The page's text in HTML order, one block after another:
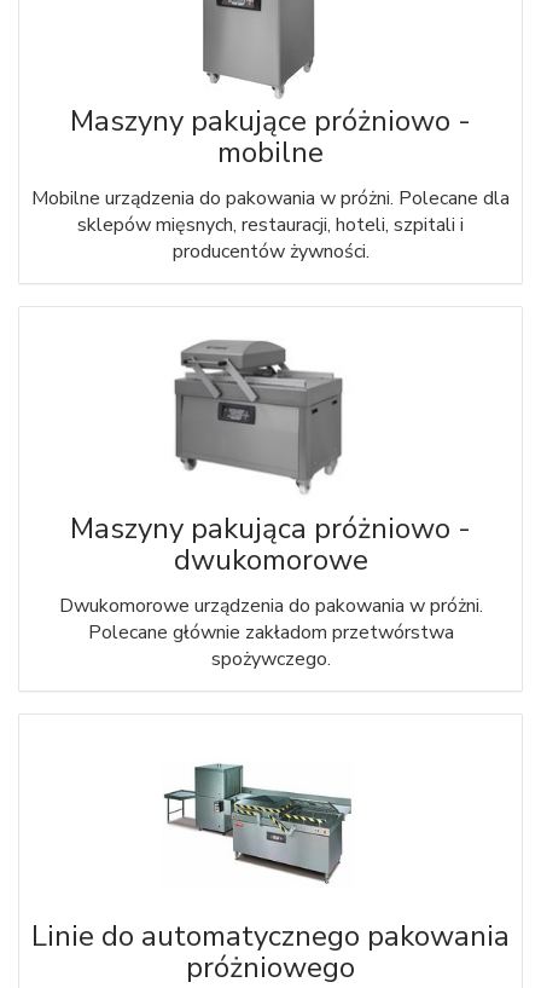
Maszyny pakujące próżniowo -
mobilne
Mobilne urządzenia do pakowania w próżni. Polecane dla
sklepów mięsnych, restauracji, hoteli, szpitali i
producentów żywności.
Maszyny pakująca próżniowo -
dwukomorowe
Dwukomorowe urządzenia do pakowania w próżni.
Polecane głównie zakładom przetwórstwa
spożywczego.
Linie do automatycznego pakowania
próżniowego